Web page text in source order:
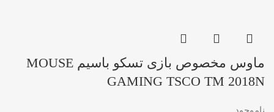
ماوس مخصوص بازی تسکو باسیم MOUSE
GAMING TSCO TM 2018N